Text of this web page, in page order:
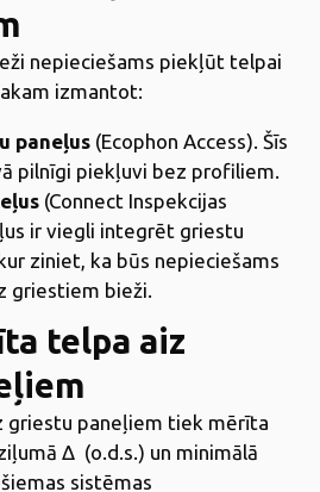
nepieciešams piekļūt telpai
izmantot:
paneļus (Ecophon Access). Šīs
pilnīgi piekļuvi bez profiliem.
(Connect Inspekcijas
ir viegli integrēt griestu
ziniet, ka būs nepieciešams
griestiem bieži.
telpa aiz
griestu paneļiem tiek mērīta
Δ (o.d.s.) un minimālā
sistēmas